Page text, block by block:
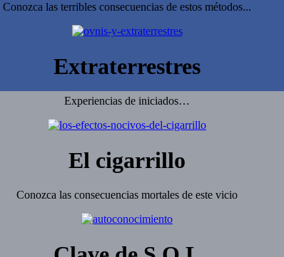
Conozca las terribles consecuencias de estos métodos...
Extraterrestres
Experiencias de iniciados…
El cigarrillo
Conozca las consecuencias mortales de este vicio